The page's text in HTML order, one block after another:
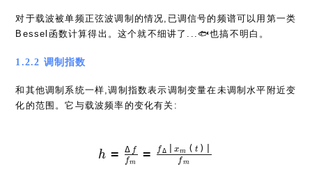
对于载波被单频正弦波调制的情况,已调信号的频谱可以用第一类
Bessel函数计算得出。这个就不细讲了...🐟也搞不明白。
1.2.2 调制指数
和其他调制系统一样,调制指数表示调制变量在未调制水平附近变
化的范围。它与载波频率的变化有关:
h = {\Delta f \over f_m}
h = fm
Δ f = fm
fΔ ∣xm ( t )